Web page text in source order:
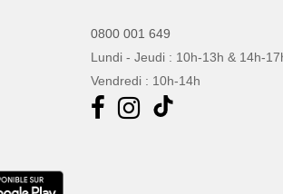
0800 001 649
Lundi - Jeudi : 10h-13h & 14h-
Vendredi : 10h-14h